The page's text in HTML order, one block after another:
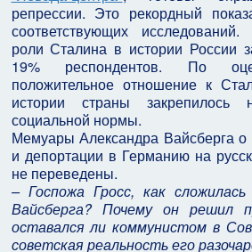
репрессии. Это рекордный
соответствующих
роли Сталина в истории России
19% респондентов. По
положительное отношение к
истории страны
социальной нормы.
Мемуары Александра Вайсберга
и депортации в Германию на
не переведены.
– Госпожа Гросс, как
Вайсберга? Почему он решил
оставался ли коммунистом в
советская реальность его